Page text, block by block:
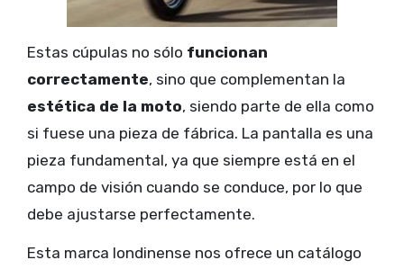
Estas cúpulas no sólo funcionan
correctamente, sino que complementan la
estética de la moto, siendo parte de ella como
si fuese una pieza de fábrica. La pantalla es una
pieza fundamental, ya que siempre está en el
campo de visión cuando se conduce, por lo que
debe ajustarse perfectamente.
Esta marca londinense nos ofrece un catálogo